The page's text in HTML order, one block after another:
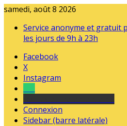
samedi, août 8 2026
Service anonyme et gratuit
les jours de 9h à 23h
Facebook
X
Instagram
Connexion
Sidebar (barre latérale)